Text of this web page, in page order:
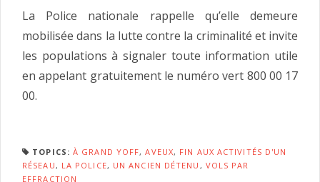
La Police nationale rappelle qu’elle demeure
mobilisée dans la lutte contre la criminalité et invite
les populations à signaler toute information utile
en appelant gratuitement le numéro vert 800 00 17
00.
TOPICS: À GRAND YOFF,AVEUX, FIN AUX ACTIVITÉS D'UN
RÉSEAU, LA POLICE, UN ANCIEN DÉTENU , VOLS PAR
EFFRACTION